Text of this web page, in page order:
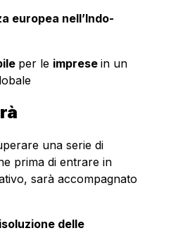
europea nell’Indo-
per le imprese in un
una serie di
prima di entrare in
sarà accompagnato
delle